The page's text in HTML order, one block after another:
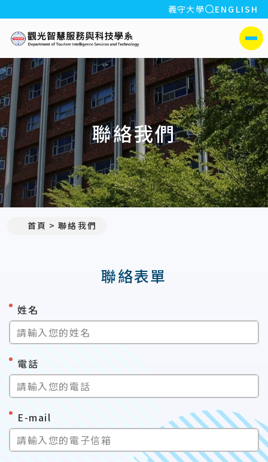
:::
義守大學 全站搜索
ENGLISH
義守大學觀光智慧服務與
側選單
聯絡我們
首頁 聯絡我們
聯絡表單
姓名
*
請輸入您的姓名
電話
*
請輸入您的電話
E-mail
*
請輸入您的電子信箱